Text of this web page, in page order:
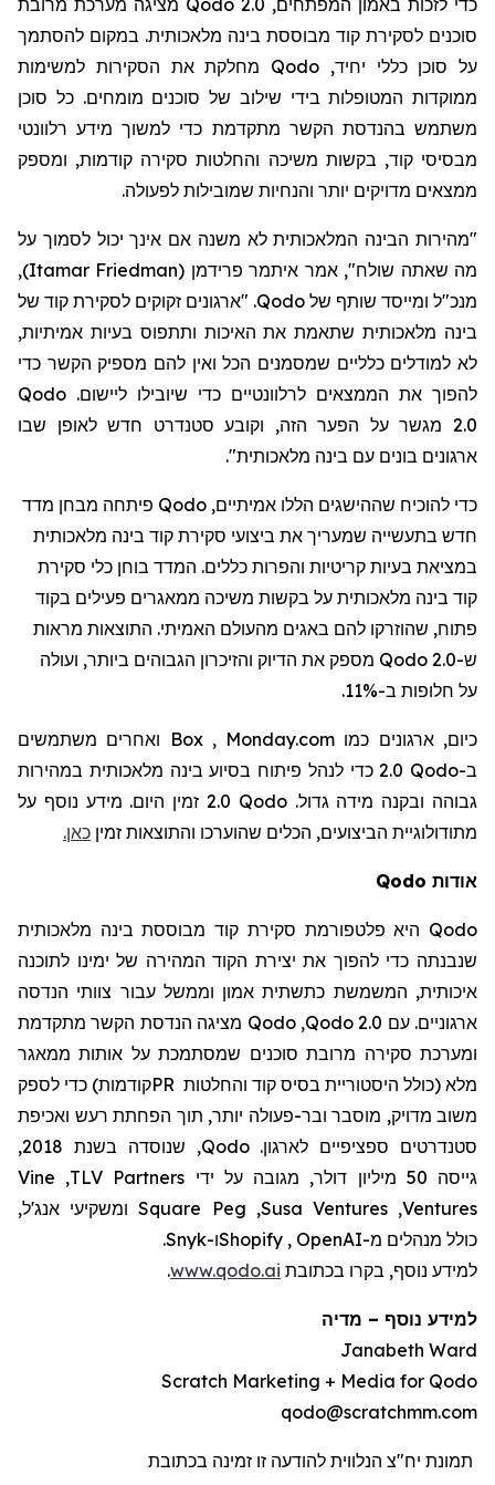
כדי לזכות באמון המפתחים, Qodo 2.0 מציגה מערכת מרובת
סוכנים לסקירת קוד מבוססת בינה מלאכותית. במקום להסתמך
על סוכן כללי יחיד, Qodo מחלקת את הסקירות למשימות
ממוקדות המטופלות בידי שילוב של סוכנים מומחים. כל סוכן
משתמש בהנדסת הקשר מתקדמת כדי למשוך מידע רלוונטי
מבסיסי קוד, בקשות משיכה והחלטות סקירה קודמות, ומספק
ממצאים מדויקים יותר והנחיות שמובילות לפעולה.
"מהירות הבינה המלאכותית לא משנה אם אינך יכול לסמוך על
מה שאתה שולח", אמר איתמר פרידמן (
Itamar Friedman
)
,
מנכ"ל ומייסד שותף של Qodo. "ארגונים זקוקים לסקירת קוד של
בינה מלאכותית שתאמת את האיכות ותתפוס בעיות אמיתיות,
לא למודלים כלליים שמסמנים הכלואין להם מספיק הקשר כדי
להפוך את הממצאים לרלוונטיים כדי שיובילו ליישום. Qodo
2.0 מגשר על הפער הזה, וקובע סטנדרט חדש לאופן שבו
ארגונים בונים עם בינה מלאכותית".
כדי להוכיח שההישגים הללו אמיתיים, Qodo פיתחה מבחן מדד
חדש בתעשייה שמעריך את ביצועי סקירת קוד בינה מלאכותית
במציאת בעיות קריטיות והפרות כללים. המדד בוחן כלי סקירת
קוד בינה מלאכותית על בקשות משיכה ממאגרים פעילים בקוד
פתוח, שהוזרקו להם באגים מהעולם האמיתי. התוצאות מראות
ש-Qodo 2.0 מספק את הדיוק והזיכרון הגבוהים ביותר, ועולה
על חלופות ב-11%.
כיום, ארגונים כמו Monday.com
,
Box ואחרים משתמשים
ב-Qodo
2.0 כדי לנהל פיתוח בסיוע בינה מלאכותית במהירות
גבוהה ובקנה מידה גדול.Qodo
2.0 זמין היום. מידע נוסף על
מתודולוגיית הביצועים, הכלים שהוערכו והתוצאות זמין כאן.
אודות Qodo
Qodo היא פלטפורמת סקירת קוד מבוססת בינה מלאכותית
שנבנתה כדי להפוך את יצירת הקוד המהירה של ימינו לתוכנה
איכותית, המשמשת כתשתית אמון וממשל עבור צוותי הנדסה
ארגוניים. עם Qodo 2.0
,
Qodo מציגה הנדסת הקשר מתקדמת
ומערכת סקירה מרובת סוכנים שמסתמכת על אותות ממאגר
מלא (כולל היסטוריית בסיס קוד והחלטות PRקודמות) כדי לספק
משוב מדויק, מוסבר ובר-פעולה יותר, תוך הפחתת רעש ואכיפת
סטנדרטים ספציפיים לארגון.Qodo
, שנוסדה בשנת 2018,
גייסה 50 מיליון דולר, מגובה על ידי
TLV Partners
,
Vine
Ventures
,
Susa Ventures
,
Square Peg ומשקיעי אנג'ל,
כולל מנהלים מ-OpenAI
,
Shopifyו-Snyk
.
למידע נוסף, בקרו בכתובת www.qodo.ai
.
למידע נוסף – מדיה
Janabeth Ward
Scratch Marketing + Media for Qodo
qodo@scratchmm.com